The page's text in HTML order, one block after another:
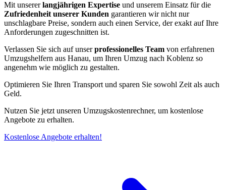
Mit unsererlangjährigen Expertise und unserem Einsatz für die
Zufriedenheit unserer Kunden garantieren wir nicht nur
unschlagbare Preise, sondern auch einen Service, der exakt auf Ihre
Anforderungen zugeschnitten ist.
Verlassen Sie sich auf unserprofessionelles Team von erfahrenen
Umzugshelfern aus Hanau, um Ihren Umzug nach Koblenz so
angenehm wie möglich zu gestalten.
Optimieren Sie Ihren Transport und sparen Sie sowohl Zeit als auch
Geld.
Nutzen Sie jetzt unseren Umzugskostenrechner, um kostenlose
Angebote zu erhalten.
Kostenlose Angebote erhalten!